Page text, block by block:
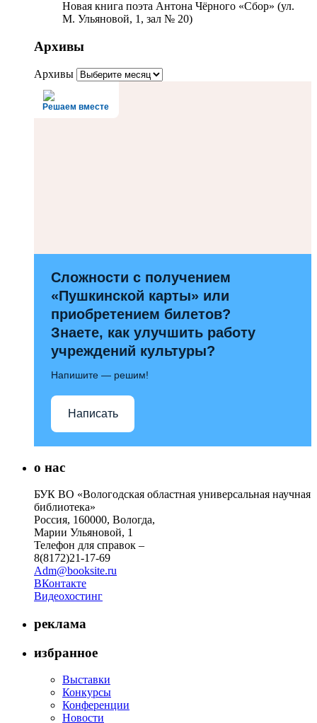
Новая книга поэта Антона Чёрного «Сбор» (ул.
М. Ульяновой, 1, зал № 20)
Архивы
Архивы
Решаем вместе
Сложности с получением
«Пушкинской карты» или
приобретением билетов?
Знаете, как улучшить работу
учреждений культуры?
Напишите — решим!
Написать
о нас
БУК ВО «Вологодская областная универсальная научная
библиотека»
Россия, 160000, Вологда,
Марии Ульяновой, 1
Телефон для справок –
8(8172)21-17-69
Adm@booksite.ru
ВКонтакте
Видеохостинг
реклама
избранное
Выставки
Конкурсы
Конференции
Новости